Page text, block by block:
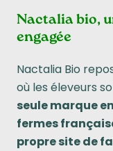
Nactalia bio,
engagée
Nactalia Bio
où les éleveurs
seule marque
fermes
propre site de